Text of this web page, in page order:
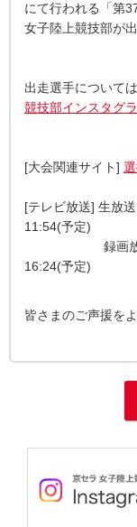
にて行われる「第
女子陸上競技部が
出走選手について
競技部インスタグ
[大会関連サイト]
[テレビ放送] 生
11:54(予定)
録画放送：
16:24(予定)
皆さまのご声援を